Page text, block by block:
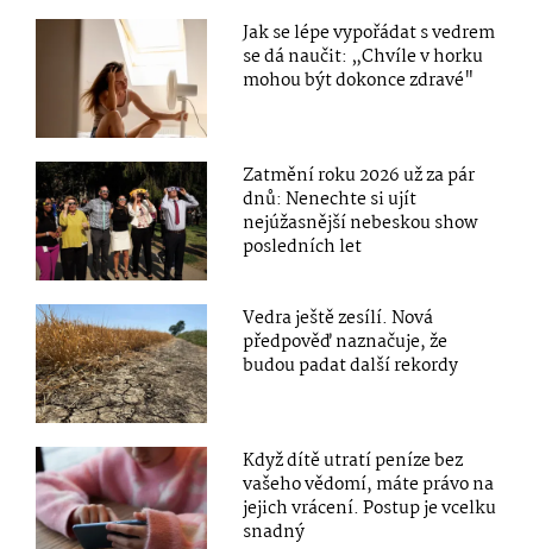
Jak se lépe vypořádat s vedrem
se dá naučit: „Chvíle v horku
mohou být dokonce zdravé"
Zatmění roku 2026 už za pár
dnů: Nenechte si ujít
nejúžasnější nebeskou show
posledních let
Vedra ještě zesílí. Nová
předpověď naznačuje, že
budou padat další rekordy
Když dítě utratí peníze bez
vašeho vědomí, máte právo na
jejich vrácení. Postup je vcelku
snadný